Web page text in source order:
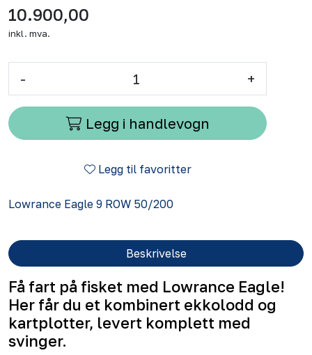
10.900,00
inkl. mva.
- +
Legg i handlevogn
Legg til favoritter
Lowrance Eagle 9 ROW 50/200
Beskrivelse
Få fart på fisket med Lowrance Eagle!
Her får du et kombinert ekkolodd og
kartplotter, levert komplett med
svinger.